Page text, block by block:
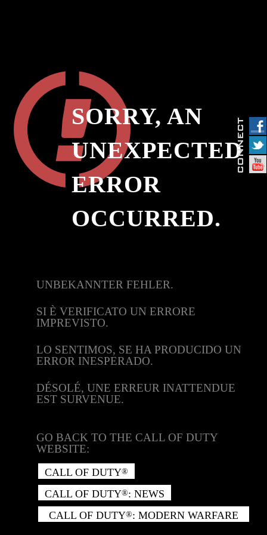
SORRY, AN
UNEXPECTED
ERROR
OCCURRED.
UNBEKANNTER FEHLER.
SI È VERIFICATO UN ERRORE
IMPREVISTO.
LO SENTIMOS, SE HA PRODUCIDO UN
ERROR INESPERADO.
DÉSOLÉ, UNE ERREUR INATTENDUE
EST SURVENUE.
GO BACK TO THE CALL OF DUTY
WEBSITE:
CALL OF DUTY®
CALL OF DUTY®: NEWS
CALL OF DUTY®: MODERN WARFARE